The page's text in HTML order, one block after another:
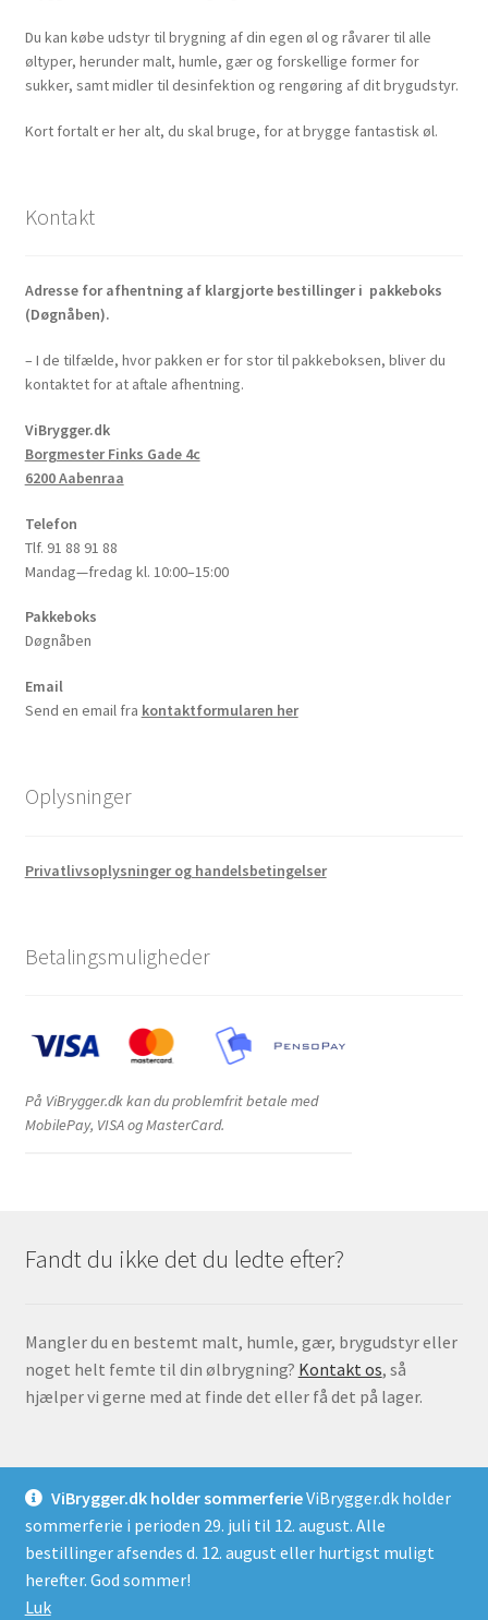
ViBrygger.dk holder sommerferieViBrygger.dk holder
sommerferie i perioden 29. juli til 12. august. Alle
bestillinger afsendes d. 12. august eller hurtigst muligt
herefter. God sommer!
Luk
Du kan købe udstyr til brygning af din egen øl og råvarer til alle
øltyper, herunder malt, humle, gær og forskellige former for
sukker, samt midler til desinfektion og rengøring af dit brygudstyr.
Kort fortalt er her alt, du skal bruge, for at brygge fantastisk øl.
Kontakt
Adresse for afhentning af klargjorte bestillinger i pakkeboks
(Døgnåben).
– I de tilfælde, hvor pakken er for stor til pakkeboksen, bliver du
kontaktet for at aftale afhentning.
ViBrygger.dk
Borgmester Finks Gade 4c
6200 Aabenraa
Telefon
Tlf. 91 88 91 88
Mandag—fredag kl. 10:00–15:00
Pakkeboks
Døgnåben
Email
Send en email fra kontaktformularen her
Oplysninger
Privatlivsoplysninger og handelsbetingelser
Betalingsmuligheder
På ViBrygger.dk kan du problemfrit betale med
MobilePay, VISA og MasterCard.
Fandt du ikke det du ledte efter?
Mangler du en bestemt malt, humle, gær, brygudstyr eller
noget helt femte til din ølbrygning? Kontakt os, så
hjælper vi gerne med at finde det eller få det på lager.
© ViBrygger.dk 2026
Handelsbetingelser for ViBrygger.dk
Lavet med
WooCommerce.